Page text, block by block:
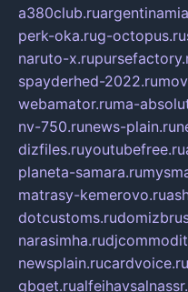
a380club.ru
perk-oka.rug-octopus.ru
naruto-x.ru
spayderhed-2022.ru
webamator.ruma-
nv-750.runews-plain.ru
dizfiles.ruyoutubefree.ru
planeta-samara.ru
matrasy-kemerovo.ru
dotcustoms.ru
narasimha.ru
newsplain.rucardvoice.ru
gbget.ru